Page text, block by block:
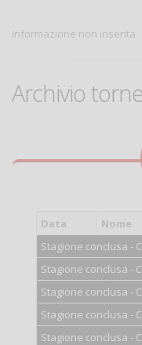
Informazione non inserita
Archivio
Data Nome
Stagione conclusa -
Stagione conclusa -
Stagione conclusa -
Stagione conclusa -
Stagione conclusa -